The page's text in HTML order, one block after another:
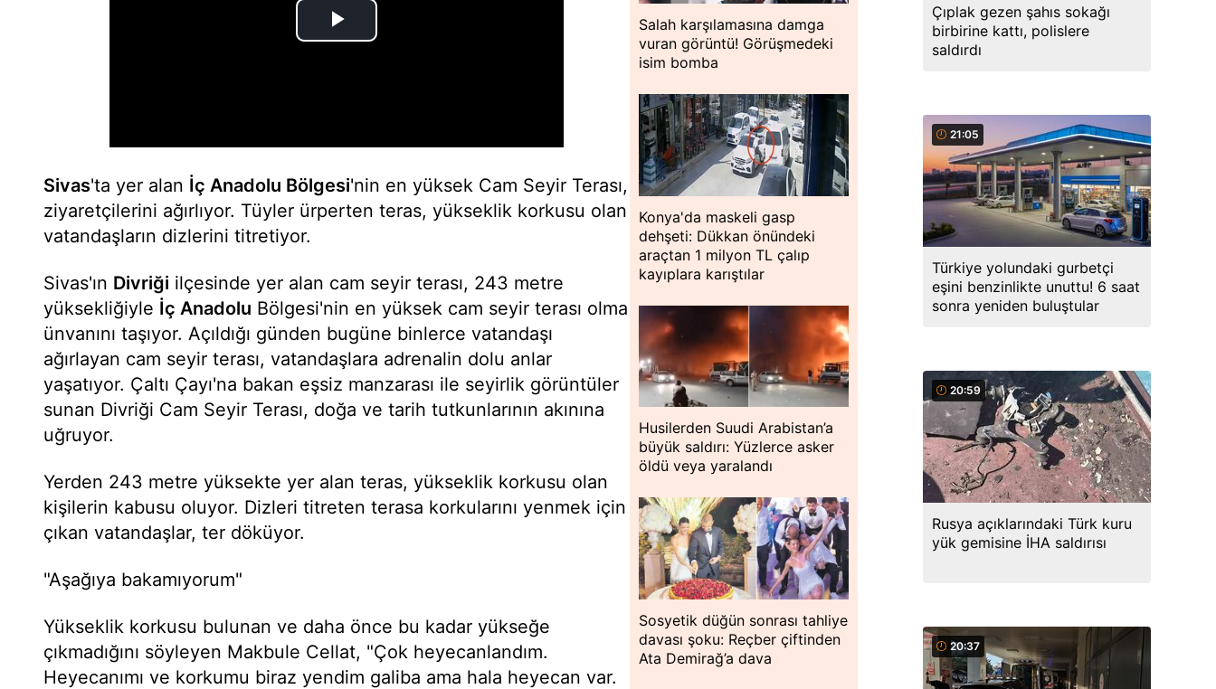
Sivas'ta yer alan İç Anadolu Bölgesi'nin en yüksek Cam Seyir Terası,
ziyaretçilerini ağırlıyor. Tüyler ürperten teras, yükseklik korkusu olan
vatandaşların dizlerini titretiyor.
Sivas'ın Divriği ilçesinde yer alan cam seyir terası, 243 metre
yüksekliğiyle İç Anadolu Bölgesi'nin en yüksek cam seyir terası olma
ünvanını taşıyor. Açıldığı günden bugüne binlerce vatandaşı
ağırlayan cam seyir terası, vatandaşlara adrenalin dolu anlar
yaşatıyor. Çaltı Çayı'na bakan eşsiz manzarası ile seyirlik görüntüler
sunan Divriği Cam Seyir Terası, doğa ve tarih tutkunlarının akınına
uğruyor.
Yerden 243 metre yüksekte yer alan teras, yükseklik korkusu olan
kişilerin kabusu oluyor. Dizleri titreten terasa korkularını yenmek için
çıkan vatandaşlar, ter döküyor.
"Aşağıya bakamıyorum"
Yükseklik korkusu bulunan ve daha önce bu kadar yükseğe
çıkmadığını söyleyen Makbule Cellat, "Çok heyecanlandım.
Heyecanımı ve korkumu biraz yendim galiba ama hala heyecan var.
Salah karşılamasına damga
vuran görüntü! Görüşmedeki
isim bomba
Konya'da maskeli gasp
dehşeti: Dükkan önündeki
araçtan 1 milyon TL çalıp
kayıplara karıştılar
Husilerden Suudi Arabistan’a
büyük saldırı: Yüzlerce asker
öldü veya yaralandı
Sosyetik düğün sonrası tahliye
davası şoku: Reçber çiftinden
Ata Demirağ’a dava
Çıplak gezen şahıs sokağı
birbirine kattı, polislere
saldırdı
21:05
Türkiye yolundaki gurbetçi
eşini benzinlikte unuttu! 6 saat
sonra yeniden buluştular
20:59
Rusya açıklarındaki Türk kuru
yük gemisine İHA saldırısı
20:37